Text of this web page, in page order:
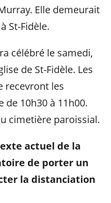
Elle demeurait
St-Fidèle.
célébré le samedi,
de St-Fidèle. Les
recevront les
de 10h30 à 11h00.
cimetière paroissial.
actuel de la
de porter un
la distanciation